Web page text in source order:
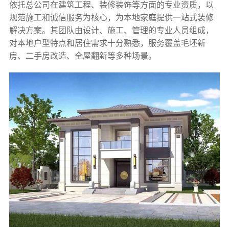
依托总公司在建筑工程、装修装饰等方面的专业资质，以
规范施工和诚信服务为核心，为本地家庭提供一站式装修
解决方案。其团队由设计、施工、管理的专业人员组成，
对本地户型特点和居住需求十分熟悉，服务覆盖毛坯新
房、二手房改造、全屋翻新等多种场景。